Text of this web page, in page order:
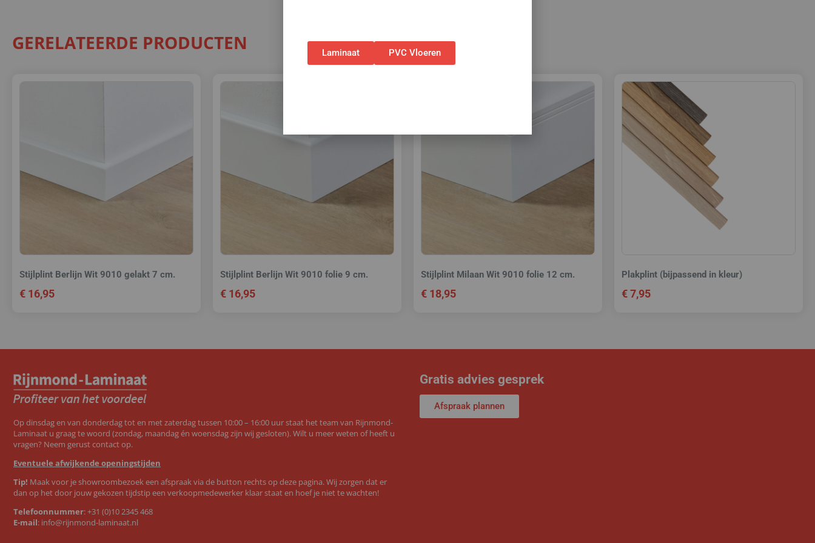
GERELATEERDE PRODUCTEN
Stijlplint Berlijn Wit 9010 gelakt 7 cm.
€ 16,95
Stijlplint Berlijn Wit 9010 folie 9 cm.
€ 16,95
Stijlplint Milaan Wit 9010 folie 12 cm.
€ 18,95
Plakplint (bijpassend in kleur)
€7,95
Op dinsdag en van donderdag tot en met zaterdag tussen 10:00 – 16:00 uur staat het team van Rijnmond-
Laminaat u graag te woord (zondag, maandag én woensdag zijn wij gesloten). Wilt u meer weten of heeft u
vragen? Neem gerust contact op.
Eventuele afwijkende openingstijden
Tip! Maak voor je showroombezoek een afspraak via de button rechts op deze pagina. Wij zorgen dat er
dan op het door jouw gekozen tijdstip een verkoopmedewerker klaar staat en hoef je niet te wachten!
Telefoonnummer:+31 (0)10 2345 468
E-mail: info@rijnmond-laminaat.nl
Gratis advies gesprek
Afspraak plannen
Laminaat PVC Vloeren